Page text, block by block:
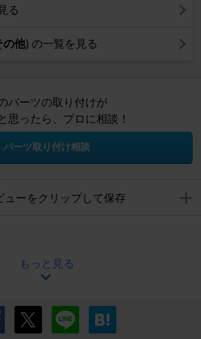
る
の他) の一覧を見る
パーツの取り付けが
思ったら、プロに相談！
パーツ取り付け相談
ューをクリップして保存
もっと見る